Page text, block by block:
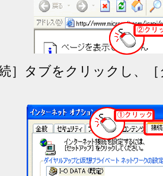
］タブをクリックし、